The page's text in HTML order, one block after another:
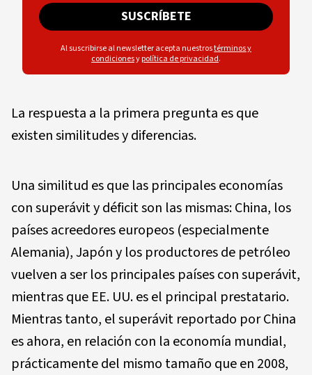
SUSCRÍBETE
Al suscribirse al newsletter acepta nuestrostérminos y
condicionesypolítica de privacidad.
La respuesta a la primera pregunta es que
existen similitudes y diferencias.
Una similitud es que las principales economías
con superávit y déficit son las mismas: China, los
países acreedores europeos (especialmente
Alemania), Japón y los productores de petróleo
vuelven a ser los principales países con superávit,
mientras que EE. UU. es el principal prestatario.
Mientras tanto, el superávit reportado por China
es ahora, en relación con la economía mundial,
prácticamente del mismo tamaño que en 2008,